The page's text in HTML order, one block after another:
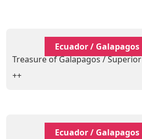
Ecuador / Galapagos
Treasure of Galapagos / Superior
++
Ecuador / Galapagos